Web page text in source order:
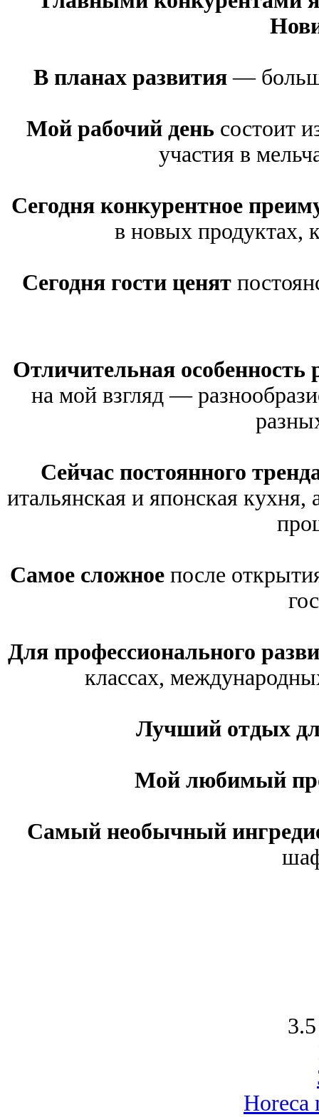
В планах развития—
Мой рабочий деньсостоит
участия в
Сегодня конкурентное
в новых продуктах,
Сегодня гости ценят
Отличительная особенность
на мой взгляд —
Сейчас постоянного
итальянская и японская
Самое сложное после
Для профессионального
классах,
Лучший отдых
Мой любимый
Самый необычный
Horeca